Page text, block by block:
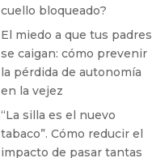
cuello bloqueado?
El miedo a que tus padres
se caigan: cómo prevenir
la pérdida de autonomía
en la vejez
“La silla es el nuevo
tabaco”. Cómo reducir el
impacto de pasar tantas